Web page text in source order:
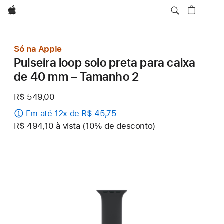
Apple
Só na Apple
Pulseira loop solo preta para caixa
de 40 mm – Tamanho 2
R$ 549,00
Em até 12x de R$ 45,75
R$ 494,10 à vista (10% de desconto)